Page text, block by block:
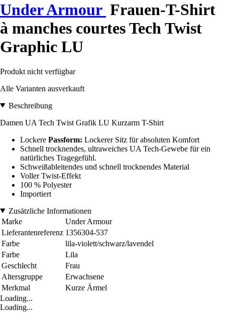
Under Armour Frauen-T-Shirt
à manches courtes Tech Twist
Graphic LU
Produkt nicht verfügbar
Alle Varianten ausverkauft
Beschreibung
Damen UA Tech Twist Grafik LU Kurzarm T-Shirt
Lockere Passform: Lockerer Sitz für absoluten Komfort
Schnell trocknendes, ultraweiches UA Tech-Gewebe für ein
natürliches Tragegefühl.
Schweißableitendes und schnell trocknendes Material
Voller Twist-Effekt
100 % Polyester
Importiert
Zusätzliche Informationen
Marke
Under Armour
Lieferantenreferenz 1356304-537
Farbe
lila-violett/schwarz/lavendel
Farbe
Lila
Geschlecht
Frau
Altersgruppe
Erwachsene
Merkmal
Kurze Ärmel
Loading...
Loading...